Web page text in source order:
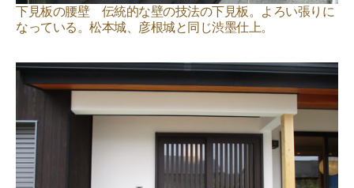
下見板の腰壁 伝統的な壁の技法の下見板。よろい張りに
なっている。松本城、彦根城と同じ渋墨仕上。